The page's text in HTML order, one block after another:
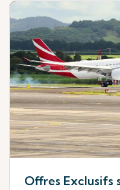
Offres Exclusifs